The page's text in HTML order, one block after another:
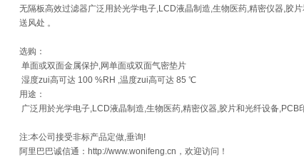
无隔板高效过滤器广泛用於光学电子,LCD液晶制造,生物医药,精密仪器,胶
送风处 。
选购：
单面或双面金属保护,网单面或双面气密垫片
湿度zui高可达 100 %RH ,温度zui高可达 85 ℃
用途：
广泛用於光学电子,LCD液晶制造,生物医药,精密仪器,胶片和光纤设备,PCB
注:本公司接受非标产品定做,垂询!
阿里巴巴诚信通：http://www.wonifeng.cn，欢迎访问！